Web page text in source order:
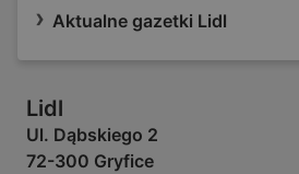
Aktualne gazetki Lidl
Lidl
Ul. Dąbskiego 2
72-300 Gryfice